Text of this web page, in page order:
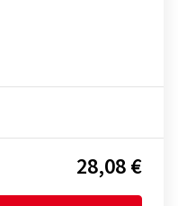
28,08 €